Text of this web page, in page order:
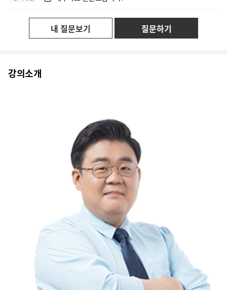
설명도 잘 해주시고 이해하기 쉬워요
많은 예를 이용해서 이해를 도와주십니다.
처음엔 뭐부터 해야 할 지 막막한 느낌이었는데, 친절하게 설명도 해주셔서...
내 질문보기 질문하기
강의소개